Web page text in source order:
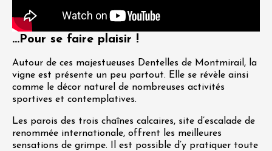
...Pour se faire plaisir !
Autour de ces majestueuses Dentelles de Montmirail, la
vigne est présente un peu partout. Elle se révèle ainsi
comme le décor naturel de nombreuses activités
sportives et contemplatives.
Les parois des trois chaînes calcaires, site d’escalade de
renommée internationale, offrent les meilleures
sensations de grimpe. Il est possible d’y pratiquer toute